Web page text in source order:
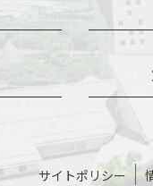
サイトポリシー